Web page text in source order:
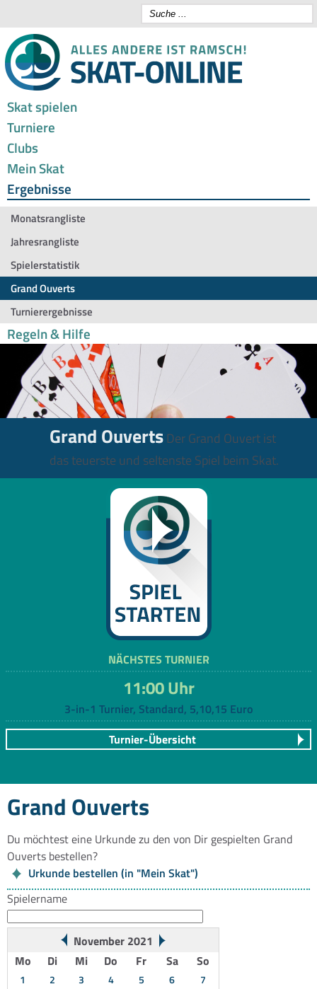
Skat spielen
Turniere
Clubs
Mein Skat
Ergebnisse
Monatsrangliste
Jahresrangliste
Spielerstatistik
Grand Ouverts
Turnierergebnisse
Regeln & Hilfe
Grand OuvertsDer Grand Ouvert ist
das teuerste und seltenste Spiel beim Skat.
NÄCHSTES TURNIER
11:00 Uhr
3-in-1 Turnier, Standard, 5,10,15 Euro
Turnier-Übersicht
Grand Ouverts
Du möchtest eine Urkunde zu den von Dir gespielten Grand
Ouverts bestellen?
Urkunde bestellen (in "Mein Skat")
Spielername
November 2021
Mo
Di Mi Do Fr Sa So
1 2 3 4 5 6
7